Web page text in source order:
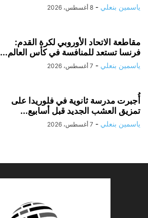
ياسمين بنعلي - 8 أغسطس، 2026
مقاطعة الاتحاد الأوروبي لكرة القدم:
فرنسا تستعد للمنافسة في كأس العالم...
ياسمين بنعلي - 7 أغسطس، 2026
أُجبرت مدرسة ثانوية في فلوريدا على
تمزيق العشب الجديد قبل أسابيع...
ياسمين بنعلي - 7 أغسطس، 2026